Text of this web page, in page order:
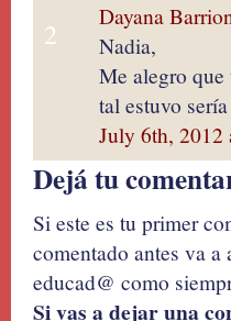
2
Dayana
Nadia,
Me alegro que
tal estuvo
July 6th, 2012
Dejá tu
Si este es tu primer
comentado antes va a
educad@ como
Si vas a dejar una